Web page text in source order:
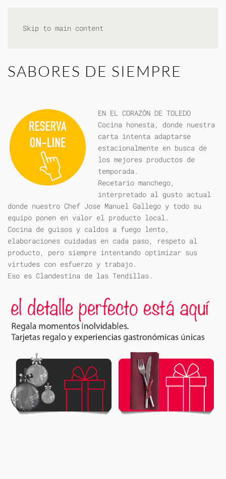
Skip to main content
SABORES DE SIEMPRE
EN EL CORAZÓN DE TOLEDO
Cocina honesta, donde nuestra
carta intenta adaptarse
estacionalmente en busca de
los mejores productos de
temporada.
Recetario manchego,
interpretado al gusto actual
donde nuestro Chef Jose Manuel Gallego y todo su
equipo ponen en valor el producto local.
Cocina de guisos y caldos a fuego lento,
elaboraciones cuidadas en cada paso, respeto al
producto, pero siempre intentando optimizar sus
virtudes con esfuerzo y trabajo.
Eso es Clandestina de las Tendillas.